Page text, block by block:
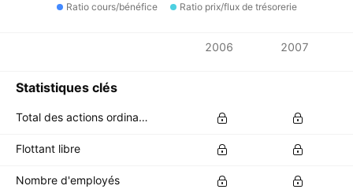
Ratio cours/bénéfice
Ratio prix/flux de trésorerie
2006 2007
Statistiques clés
Total des actions ordinaires en circulation
Flottant libre
Nombre d'employés